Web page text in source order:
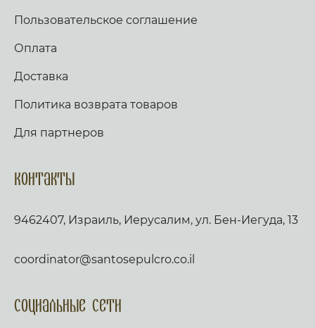
Пользовательское соглашение
Оплата
Доставка
Политика возврата товаров
Для партнеров
Контакты
9462407, Израиль, Иерусалим, ул. Бен-Иегуда, 13
coordinator@santosepulcro.co.il
Социальные сети